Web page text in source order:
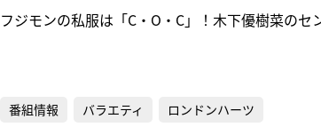
フジモンの私服は「C・O・C」！木下優樹菜の
番組情報 バラエティ ロンドンハーツ